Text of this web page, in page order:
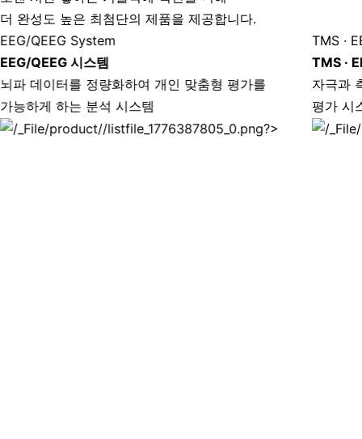
더 완성도 높은 최첨단의 제품을 제공합니다.
EEG/QEEG System
EEG/QEEG 시스템
뇌파 데이터를 정량화하여 개인 맞춤형 평가를
가능하게 하는 분석 시스템
TMS ·
TMS ·
자극과
평가 시